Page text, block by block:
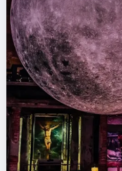
Спорт
События
Города
Площадки
Артисты
Рейтинги